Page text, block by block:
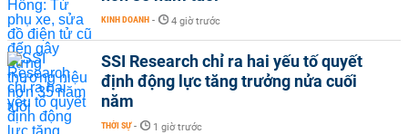
KINH DOANH - 4 giờ trước
SSI Research chỉ ra hai yếu tố quyết
định động lực tăng trưởng nửa cuối
năm
THỜI SỰ - 1 giờ trước